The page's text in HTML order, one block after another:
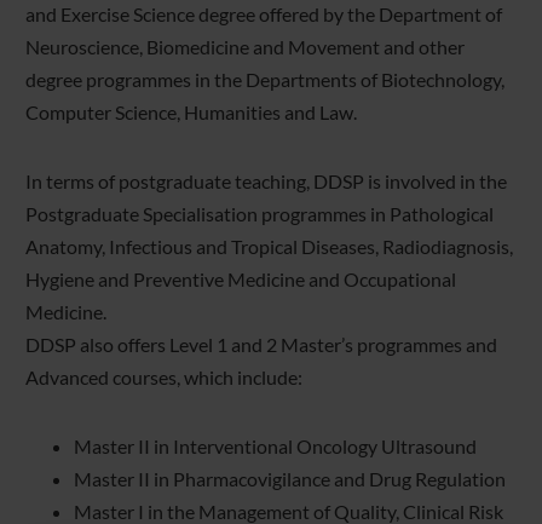
and Exercise Science degree offered by the Department of
Neuroscience, Biomedicine and Movement and other
degree programmes in the Departments of Biotechnology,
Computer Science, Humanities and Law.
In terms of postgraduate teaching, DDSP is involved in the
Postgraduate Specialisation programmes in Pathological
Anatomy, Infectious and Tropical Diseases, Radiodiagnosis,
Hygiene and Preventive Medicine and Occupational
Medicine.
DDSP also offers Level 1 and 2 Master’s programmes and
Advanced courses, which include:
Master II in Interventional Oncology Ultrasound
Master II in Pharmacovigilance and Drug Regulation
Master I in the Management of Quality, Clinical Risk